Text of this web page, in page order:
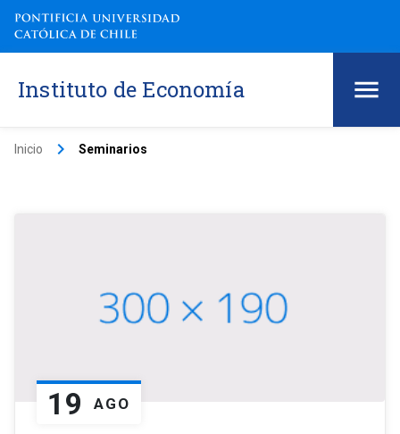
Instituto de Economía
Inicio keyboard_arrow_right Seminarios
19 AGO